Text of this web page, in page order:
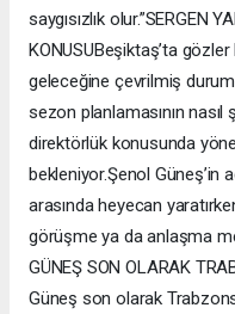
saygısızlık olur.”SERGEN
KONUSUBeşiktaş’ta gözler
geleceğine çevrilmiş
sezon planlamasının
direktörlük konusunda
bekleniyor.Şenol Güneş’in
arasında heyecan
görüşme ya da anlaşma
GÜNEŞ SON OLARAK
Güneş son olarak